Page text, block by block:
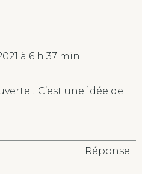
à 6 h 37 min
! C’est une idée de
Réponse